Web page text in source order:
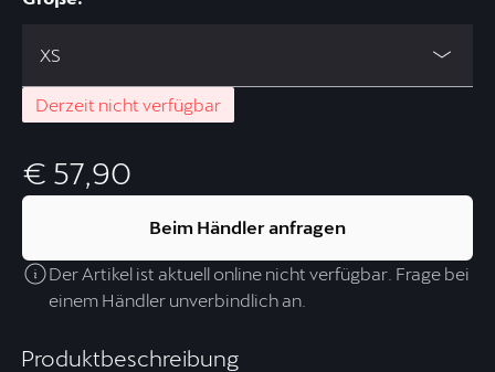
Produktbeschreibung
XS
Derzeit nicht verfügbar
€ 57,90
Beim Händler anfragen
Der Artikel ist aktuell online nicht verfügbar. Frage bei
einem Händler unverbindlich an.